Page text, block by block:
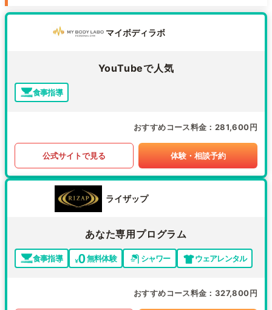
マイボディラボ
YouTubeで人気
食事指導
おすすめコース料金 281,600円
公式サイトで見る 体験・相談予約
ライザップ
あなた専用プログラム
食事指導 無料体験 シャワー ウェアレンタル
おすすめコース料金 327,800円